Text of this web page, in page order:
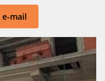
mail